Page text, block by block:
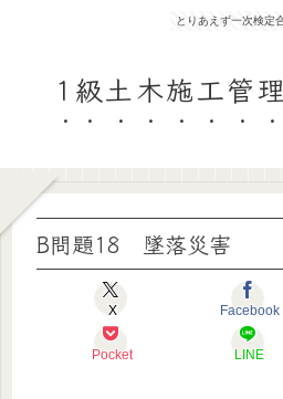
とりあえず一次検定
1級土木施工管
B問題18 墜落災害
X Facebook
Pocket LINE